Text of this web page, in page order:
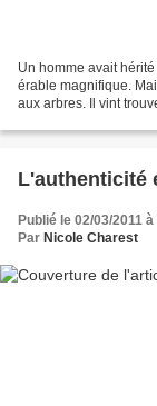
Un homme avait
érable magnifique.
aux arbres. Il vint
L'authenticité
Publié le 02/03/2011
Par Nicole Charest